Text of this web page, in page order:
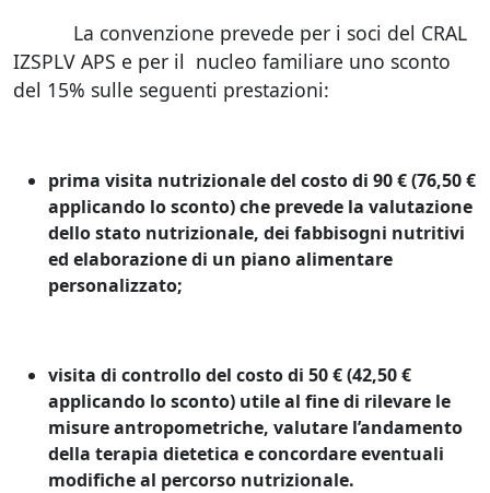
La convenzione prevede per i soci del CRAL
IZSPLV APS e per il nucleo familiare uno sconto
del 15% sulle seguenti prestazioni:
prima visita nutrizionale del costo di 90 € (76,50 €
applicando lo sconto) che prevede la valutazione
dello stato nutrizionale, dei fabbisogni nutritivi
ed elaborazione di un piano alimentare
personalizzato;
visita di controllo del costo di 50 € (42,50 €
applicando lo sconto) utile al fine di rilevare le
misure antropometriche, valutare l’andamento
della terapia dietetica e concordare eventuali
modifiche al percorso nutrizionale.